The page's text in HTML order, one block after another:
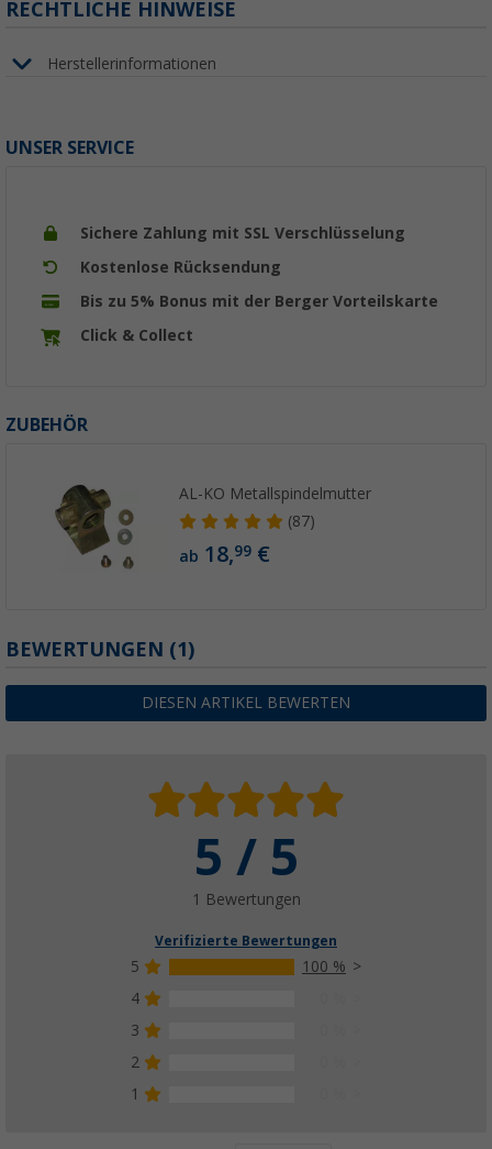
RECHTLICHE HINWEISE
Herstellerinformationen
UNSER SERVICE
Sichere Zahlung mit SSL Verschlüsselung
Kostenlose Rücksendung
Bis zu 5% Bonus mit der Berger Vorteilskarte
Click & Collect
ZUBEHÖR
AL-KO Metallspindelmutter
(87)
ab 18,99 €
BEWERTUNGEN (1)
DIESEN ARTIKEL BEWERTEN
5 / 5
1 Bewertungen
Verifizierte Bewertungen
5
100 %
4
3
2
1